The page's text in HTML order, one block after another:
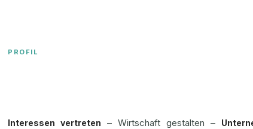
PROFIL
Interessen vertreten – Wirtschaft gestalten –